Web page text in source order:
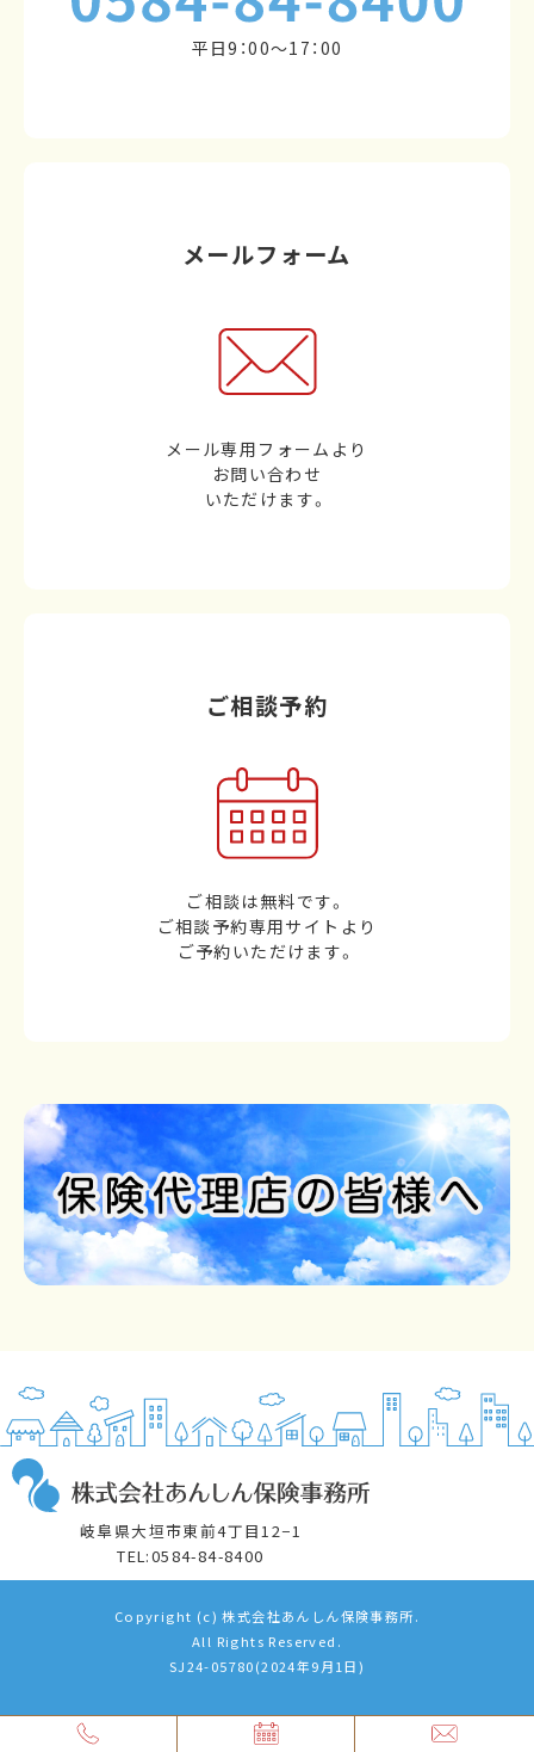
平日9：00～17：00
メールフォーム
メール専用フォームより
お問い合わせ
いただけます。
ご相談予約
ご相談は無料です。
ご相談予約専用サイトより
ご予約いただけます。
岐阜県大垣市東前4丁目12−1
TEL:0584-84-8400
Copyright (c) 株式会社あんしん保険事務所.
All Rights Reserved.
SJ24-05780(2024年9月1日)